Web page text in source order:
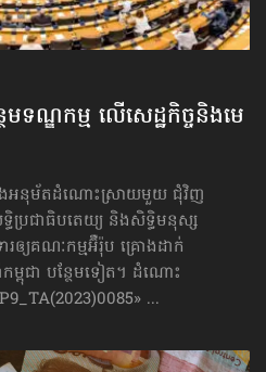
ម​ទណ្ឌកម្ម លើសេដ្ឋកិច្ច​និងមេ
ងអនុម័តដំណោះស្រាយមួយ ជុំវិញ
ប្រជាធិបតេយ្យ និងសិទ្ធិមនុស្ស
ឲ្យគណៈកម្មអ៊ឺរ៉ុប គ្រោងដាក់​
កម្ពុជា បន្ថែមទៀត។ ដំណោះ
...